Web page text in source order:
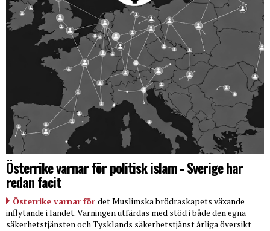
Österrike varnar för politisk islam - Sverige har
redan facit
Österrike varnar för det Muslimska brödraskapets växande
inflytande i landet. Varningen utfärdas med stöd i både den egna
säkerhetstjänsten och Tysklands säkerhetstjänst årliga översikt